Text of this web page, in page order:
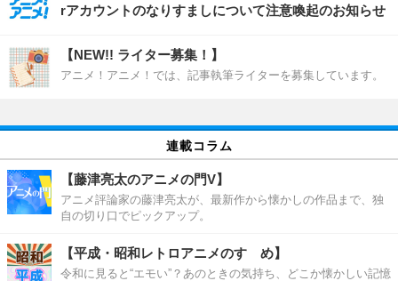
rアカウントのなりすましについて注意喚起のお知らせ
【NEW!! ライター募集！】
アニメ！アニメ！では、記事執筆ライターを募集しています。
連載コラム
【藤津亮太のアニメの門V】
アニメ評論家の藤津亮太が、最新作から懐かしの作品まで、独
自の切り口でピックアップ。
【平成・昭和レトロアニメのすゝめ】
令和に見ると“エモい”？あのときの気持ち、どこか懐かしい記憶